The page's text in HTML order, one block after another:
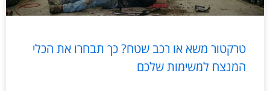
טרקטור משא או רכב שטח? כך תבחרו את הכלי
המנצח למשימות שלכם